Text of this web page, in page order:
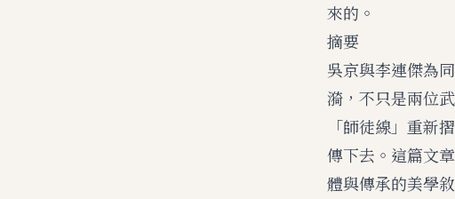
來的。
摘要
吳京與李連傑為
漪，不只是兩位
「師徒線」重新
傳下去。這篇文
體與傳承的美學